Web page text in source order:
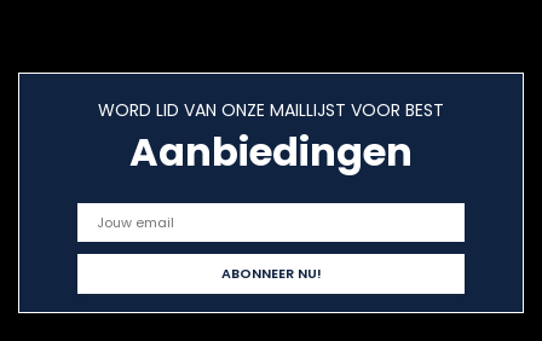
WORD LID VAN ONZE MAILLIJST VOOR BEST
Aanbiedingen